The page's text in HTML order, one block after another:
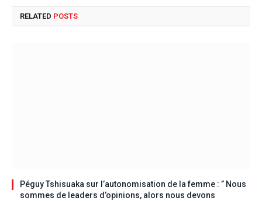
RELATED POSTS
Péguy Tshisuaka sur l’autonomisation de la femme : ” Nous
sommes de leaders d’opinions, alors nous devons